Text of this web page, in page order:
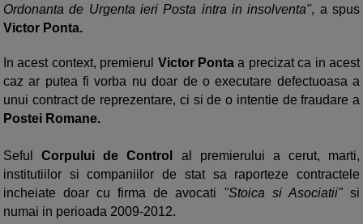
Ordonanta de Urgenta ieri Posta intra in insolventa", a spus
Victor Ponta.
In acest context, premierul Victor Ponta a precizat ca in acest
caz ar putea fi vorba nu doar de o executare defectuoasa a
unui contract de reprezentare, ci si de o intentie de fraudare a
Postei Romane.
SefulCorpului de Control al premierului a cerut, marti,
institutiilor si companiilor de stat sa raporteze contractele
incheiate doar cu firma de avocati "Stoica si Asociatii" si
numai in perioada 2009-2012.